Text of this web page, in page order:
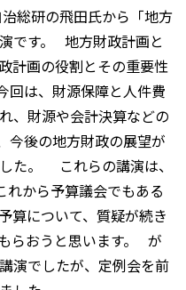
総研の飛田氏から「地方
です。 地方財政計画と
計画の役割とその重要性
は、財源保障と人件費
、財源や会計決算などの
後の地方財政の展望が
た。 これらの講演は、
から予算議会でもある
算について、質疑が続き
らおうと思います。 が
演でしたが、定例会を前